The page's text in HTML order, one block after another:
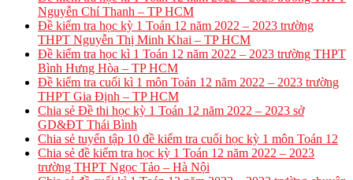
Nguyễn Chí Thanh – TP HCM
Đề kiểm tra học kỳ 1 Toán 12 năm 2022 – 2023 trường
THPT Nguyễn Thị Minh Khai – TP HCM
Đề kiểm tra học kì 1 Toán 12 năm 2022 – 2023 trường THPT
Bình Hưng Hòa – TP HCM
Đề kiểm tra cuối kì 1 môn Toán 12 năm 2022 – 2023 trường
THPT Gia Định – TP HCM
Chia sẻ Đề thi học kỳ 1 Toán 12 năm 2022 – 2023 sở
GD&ĐT Thái Bình
Chia sẻ tuyển tập 10 đề kiểm tra cuối học kỳ 1 môn Toán 12
Chia sẻ đề kiểm tra học kỳ 1 Toán 12 năm 2022 – 2023
trường THPT Ngọc Tảo – Hà Nội